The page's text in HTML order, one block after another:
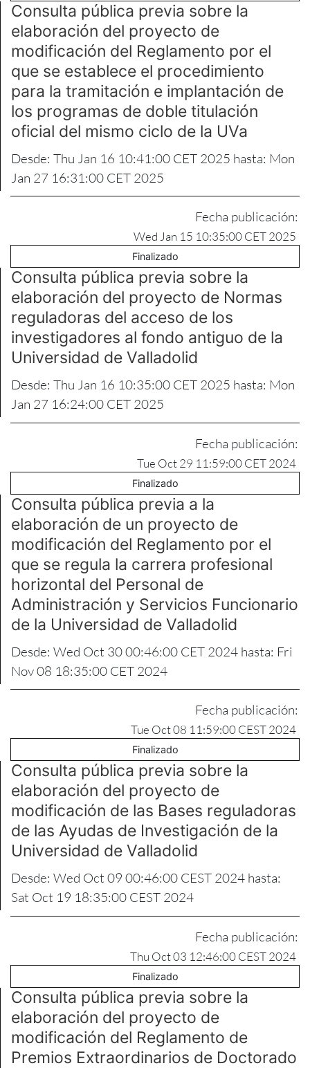
Consulta pública previa sobre la
elaboración del proyecto de
modificación del Reglamento por el
que se establece el procedimiento
para la tramitación e implantación de
los programas de doble titulación
oficial del mismo ciclo de la UVa
Desde: Thu Jan 16 10:41:00 CET 2025 hasta: Mon
Jan 27 16:31:00 CET 2025
Fecha publicación:
Wed Jan 15 10:35:00 CET 2025
Finalizado
Consulta pública previa sobre la
elaboración del proyecto de Normas
reguladoras del acceso de los
investigadores al fondo antiguo de la
Universidad de Valladolid
Desde: Thu Jan 16 10:35:00 CET 2025 hasta: Mon
Jan 27 16:24:00 CET 2025
Fecha publicación:
Tue Oct 29 11:59:00 CET 2024
Finalizado
Consulta pública previa a la
elaboración de un proyecto de
modificación del Reglamento por el
que se regula la carrera profesional
horizontal del Personal de
Administración y Servicios Funcionario
de la Universidad de Valladolid
Desde: Wed Oct 30 00:46:00 CET 2024 hasta: Fri
Nov 08 18:35:00 CET 2024
Fecha publicación:
Tue Oct 08 11:59:00 CEST 2024
Finalizado
Consulta pública previa sobre la
elaboración del proyecto de
modificación de las Bases reguladoras
de las Ayudas de Investigación de la
Universidad de Valladolid
Desde: Wed Oct 09 00:46:00 CEST 2024 hasta:
Sat Oct 19 18:35:00 CEST 2024
Fecha publicación:
Thu Oct 03 12:46:00 CEST 2024
Finalizado
Consulta pública previa sobre la
elaboración del proyecto de
modificación del Reglamento de
Premios Extraordinarios de Doctorado